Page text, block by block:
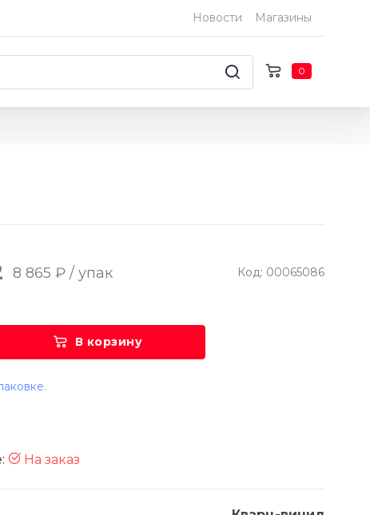
Новости Магазины
0
8 865 ₽ / упак Код: 00065086
В корзину
На заказ